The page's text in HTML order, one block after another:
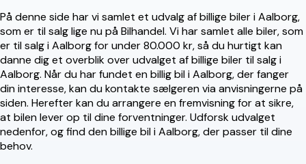
På denne side har vi samlet et udvalg af billige biler i Aalborg,
som er til salg lige nu på Bilhandel. Vi har samlet alle biler, som
er til salg i Aalborg for under 80.000 kr, så du hurtigt kan
danne dig et overblik over udvalget af billige biler til salg i
Aalborg. Når du har fundet en billig bil i Aalborg, der fanger
din interesse, kan du kontakte sælgeren via anvisningerne på
siden. Herefter kan du arrangere en fremvisning for at sikre,
at bilen lever op til dine forventninger. Udforsk udvalget
nedenfor, og find den billige bil i Aalborg, der passer til dine
behov.